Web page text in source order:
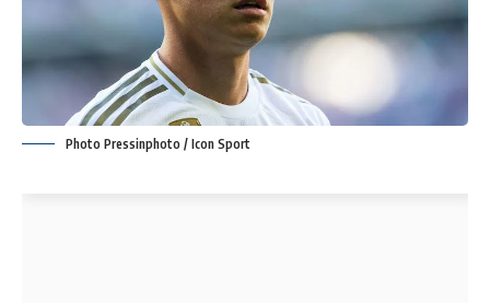
Photo Pressinphoto / Icon Sport